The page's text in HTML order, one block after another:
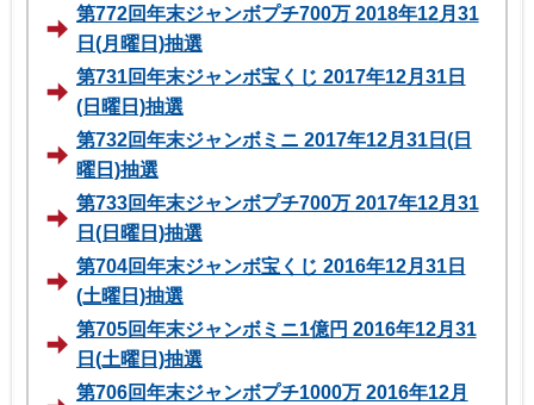
第772回年末ジャンボプチ700万 2018年12月31
日(月曜日)抽選
第731回年末ジャンボ宝くじ 2017年12月31日
(日曜日)抽選
第732回年末ジャンボミニ 2017年12月31日(日
曜日)抽選
第733回年末ジャンボプチ700万 2017年12月31
日(日曜日)抽選
第704回年末ジャンボ宝くじ 2016年12月31日
(土曜日)抽選
第705回年末ジャンボミニ1億円 2016年12月31
日(土曜日)抽選
第706回年末ジャンボプチ1000万 2016年12月